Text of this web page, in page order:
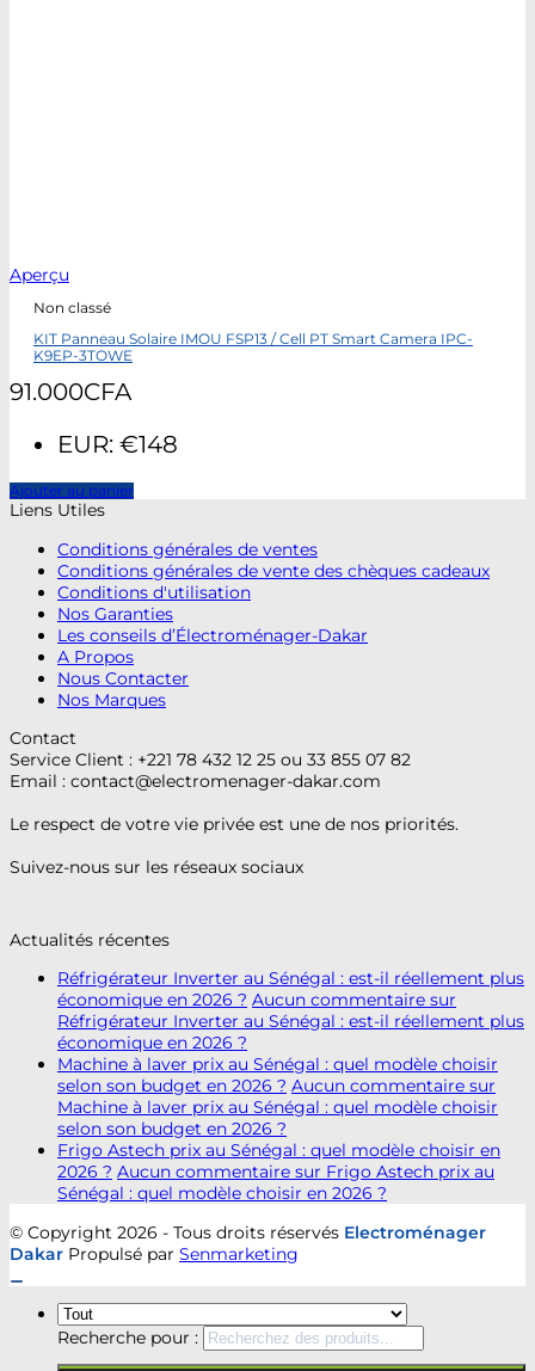
Aperçu
Non classé
KIT Panneau Solaire IMOU FSP13 / Cell PT Smart Camera IPC-
K9EP-3TOWE
91.000CFA
EUR: €148
Ajouter au panier
Liens Utiles
Conditions générales de ventes
Conditions générales de vente des chèques cadeaux
Conditions d'utilisation
Nos Garanties
Les conseils d’Électroménager-Dakar
A Propos
Nous Contacter
Nos Marques
Contact
Service Client : +221 78 432 12 25 ou 33 855 07 82
Email : contact@electromenager-dakar.com
Le respect de votre vie privée est une de nos priorités.
Suivez-nous sur les réseaux sociaux
Actualités récentes
Réfrigérateur Inverter au Sénégal : est-il réellement plus
économique en 2026 ? Aucun commentaire sur
Réfrigérateur Inverter au Sénégal : est-il réellement plus
économique en 2026 ?
Machine à laver prix au Sénégal : quel modèle choisir
selon son budget en 2026 ? Aucun commentaire sur
Machine à laver prix au Sénégal : quel modèle choisir
selon son budget en 2026 ?
Frigo Astech prix au Sénégal : quel modèle choisir en
2026 ? Aucun commentaire sur Frigo Astech prix au
Sénégal : quel modèle choisir en 2026 ?
© Copyright 2026 - Tous droits réservés Electroménager
Dakar Propulsé par Senmarketing
Recherche pour :